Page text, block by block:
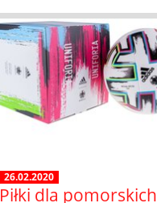
26.02.2020
Piłki dla pomorskich